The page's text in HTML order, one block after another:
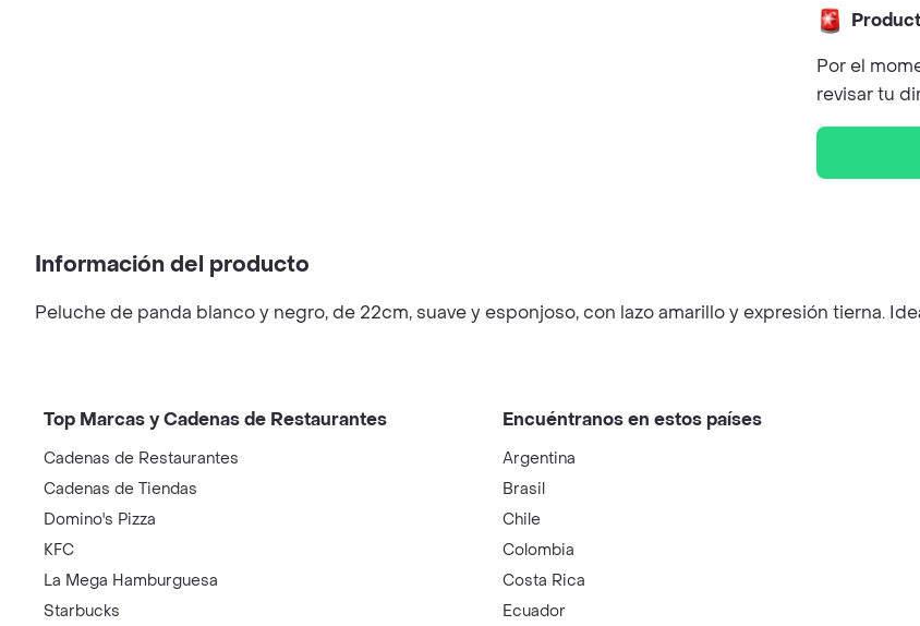
Por el
revisar tu
Información del producto
Peluche de panda blanco y negro, de 22cm, suave y esponjoso, con lazo amarillo y expresión tierna.
Top Marcas y Cadenas de Restaurantes
Cadenas de Restaurantes
Cadenas de Tiendas
Domino's Pizza
KFC
La Mega Hamburguesa
Starbucks
Encuéntranos en estos países
Argentina
Brasil
Chile
Colombia
Costa Rica
Ecuador